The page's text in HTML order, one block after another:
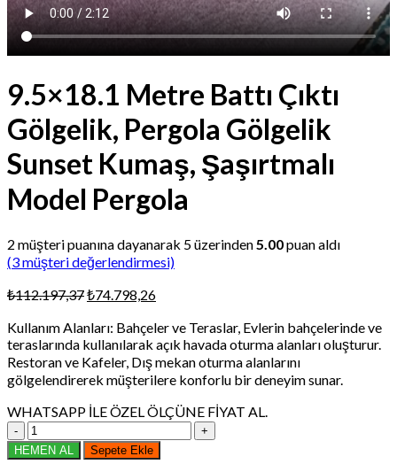
9.5×18.1 Metre Battı Çıktı
Gölgelik, Pergola Gölgelik
Sunset Kumaş, Şaşırtmalı
Model Pergola
2 müşteri puanına dayanarak 5 üzerinden5.00puan aldı
(3müşteri değerlendirmesi)
₺112.197,37Orijinal
₺112.197,37.
₺74.798,26Şu
fiyat:
₺74.798,26.
Kullanım Alanları: Bahçeler ve Teraslar, Evlerin bahçelerinde ve
teraslarında kullanılarak açık havada oturma alanları oluşturur.
Restoran ve Kafeler, Dış mekan oturma alanlarını
gölgelendirerek müşterilere konforlu bir deneyim sunar.
WHATSAPP İLE ÖZEL ÖLÇÜNE FİYAT AL.
9.5x18.1
Metre
HEMEN AL Sepete Ekle